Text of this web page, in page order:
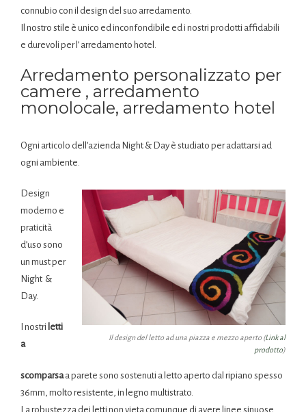
connubio con il design del suo arredamento.
Il nostro stile è unico ed inconfondibile ed i nostri prodotti affidabili
e durevoli per l’ arredamento hotel.
Arredamento personalizzato per
camere , arredamento
monolocale, arredamento hotel
Ogni articolo dell’azienda Night & Day è studiato per adattarsi ad
ogni ambiente.
Il design del letto ad una piazza e mezzo aperto (Link al
prodotto)
Design
moderno e
praticità
d’uso sono
un must per
Night &
Day.
I nostri letti
a
scomparsaa parete sono sostenuti a letto aperto dal ripiano spesso
36mm, molto resistente, in legno multistrato.
La robustezza dei letti non vieta comunque di avere linee sinuose